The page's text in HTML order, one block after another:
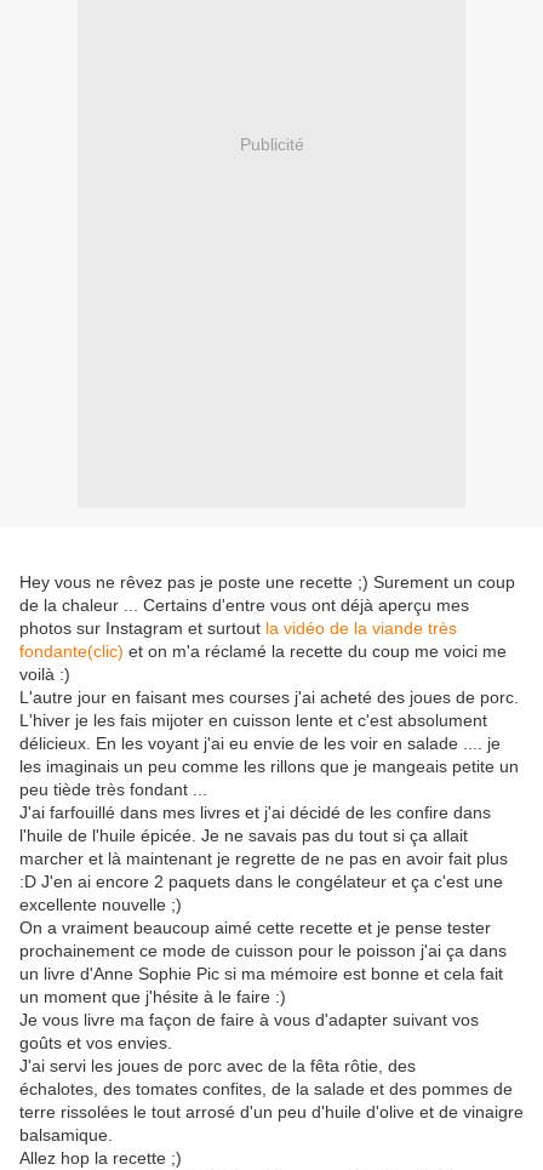
Publicité
Hey vous ne rêvez pas je poste une recette ;) Surement un coup
de la chaleur ... Certains d'entre vous ont déjà aperçu mes
photos sur Instagram et surtout la vidéo de la viande très
fondante(clic) et on m'a réclamé la recette du coup me voici me
voilà :)
L'autre jour en faisant mes courses j'ai acheté des joues de porc.
L'hiver je les fais mijoter en cuisson lente et c'est absolument
délicieux. En les voyant j'ai eu envie de les voir en salade .... je
les imaginais un peu comme les rillons que je mangeais petite un
peu tiède très fondant ...
J'ai farfouillé dans mes livres et j'ai décidé de les confire dans
l'huile de l'huile épicée. Je ne savais pas du tout si ça allait
marcher et là maintenant je regrette de ne pas en avoir fait plus
:D J'en ai encore 2 paquets dans le congélateur et ça c'est une
excellente nouvelle ;)
On a vraiment beaucoup aimé cette recette et je pense tester
prochainement ce mode de cuisson pour le poisson j'ai ça dans
un livre d'Anne Sophie Pic si ma mémoire est bonne et cela fait
un moment que j'hésite à le faire :)
Je vous livre ma façon de faire à vous d'adapter suivant vos
goûts et vos envies.
J'ai servi les joues de porc avec de la fêta rôtie, des
échalotes, des tomates confites, de la salade et des pommes de
terre rissolées le tout arrosé d'un peu d'huile d'olive et de vinaigre
balsamique.
Allez hop la recette ;)